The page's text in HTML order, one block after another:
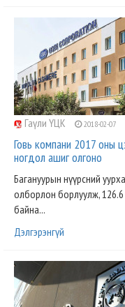
Гаүли ҮЦК 2018-02-07
Говь компани 2017 оны
ногдол ашиг олгоно
Багануурын нүүрсний
олборлон борлуулж,
байна...
Дэлгэрэнгүй